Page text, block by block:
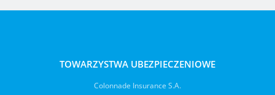
TOWARZYSTWA UBEZPIECZENIOWE
Colonnade Insurance S.A.